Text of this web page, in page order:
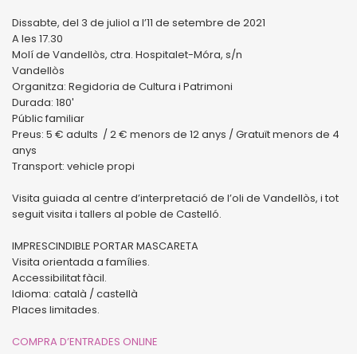
Dissabte, del 3 de juliol a l’11 de setembre de 2021
A les 17.30
Molí de Vandellòs, ctra. Hospitalet-Móra, s/n
Vandellòs
Organitza: Regidoria de Cultura i Patrimoni
Durada: 180′
Públic familiar
Preus: 5 € adults / 2 € menors de 12 anys / Gratuït menors de 4
anys
Transport: vehicle propi
Visita guiada al centre d’interpretació de l’oli de Vandellòs, i tot
seguit visita i tallers al poble de Castelló.
IMPRESCINDIBLE PORTAR MASCARETA
Visita orientada a famílies.
Accessibilitat fàcil.
Idioma: català / castellà
Places limitades.
COMPRA D’ENTRADES ONLINE